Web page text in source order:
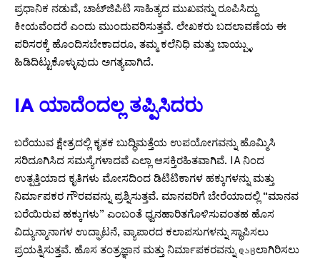
ಪ್ರಧಾನಿಕ ನಡುವೆ, ಚಾಟ್‌ಜಿಪಿಟಿ ಸಾಹಿತ್ಯದ ಮುಖವನ್ನು ರೂಪಿಸಿದ್ದು
ಕೀಯವೆಂದರೆ ಎಂದು ಮುಂದುವರಿಸುತ್ತವೆ. ಲೇಖಕರು ಬದಲಾವಣೆಯ ಈ
ಪರಿಸರಕ್ಕೆ ಹೊಂದಿಸಬೇಕಾದರೂ, ತಮ್ಮ ಕಲೆನಿಧಿ ಮತ್ತು ಬಾಯ್ಪ್ಳು
ಹಿಡಿದಿಟ್ಟುಕೊಳ್ಳುವುದು ಅಗತ್ಯವಾಗಿದೆ.
IA ಯಾದೆಂದಲ್ಲ ತಪ್ಪಿಸಿದರು
ಬರೆಯುವ ಕ್ಷೇತ್ರದಲ್ಲಿ ಕೃತಕ ಬುದ್ಧಿಮತ್ತೆಯ ಉಪಯೋಗವನ್ನು ಹೊಮ್ಮಿಸಿ
ಸರಿದೂಗಿಸಿದ ಸಮಸ್ಯೆಗಳಾದವೆ ಎಲ್ಲಾ ಆಸಕ್ತಿರಹಿತವಾಗಿವೆ. IA ನಿಂದ
ಉತ್ಪತ್ತಿಯಾದ ಕೃತಿಗಳು ಮೋಸದಿಂದ ಡಿಟಿಟಿಕಾಗಳ ಹಕ್ಕುಗಳನ್ನು ಮತ್ತು
ನಿರ್ಮಾಪಕರ ಗೌರವವನ್ನು ಪ್ರಶ್ನಿಸುತ್ತವೆ. ಮಾನವರಿಗೆ ಬೇರೆಯಾದಲ್ಲಿ “ಮಾನವ
ಬರೆಯಿರುವ ಹಕ್ಕುಗಳು” ಎಂಬಂತೆ ಧ್ವನಹಾರಿತಗೊಳಿಸುವಂತಹ ಹೊಸ
ವಿದ್ಯುನ್ಮಾನಾಗಳ ಉದ್ಘಾಟನೆ, ವ್ಯಾಪಾರದ ಕಲಾಪಸುಗಳನ್ನು ಸ್ಥಾಪಿಸಲು
ಪ್ರಯತ್ನಿಸುತ್ತವೆ. ಹೊಸ ತಂತ್ರಜ್ಞಾನ ಮತ್ತು ನಿರ್ಮಾಪಕರವನ್ನು დაცಲಾಗಿರಿಸಲು